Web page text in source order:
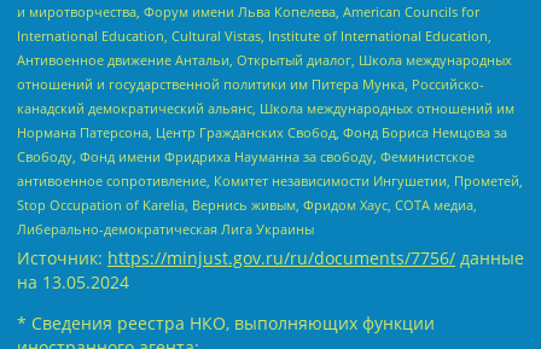
и миротворчества, Форум имени Льва Копелева, American Councils for
International Education, Cultural Vistas, Institute of International Education,
Антивоенное движение Антальи, Открытый диалог, Школа международных
отношений и государственной политики им Питера Мунка, Российско-
канадский демократический альянс, Школа международных отношений им
Нормана Патерсона, Центр Гражданских Свобод, Фонд Бориса Немцова за
Свободу, Фонд имени Фридриха Науманна за свободу, Феминистское
антивоенное сопротивление, Комитет независимости Ингушетии, Прометей,
Stop Occupation of Karelia, Вернись живым, Фридом Хаус, СОТА медиа,
Либерально-демократическая Лига Украины
Источник: https://minjust.gov.ru/ru/documents/7756/ данные
на 13.05.2024
* Сведения реестра НКО, выполняющих функции